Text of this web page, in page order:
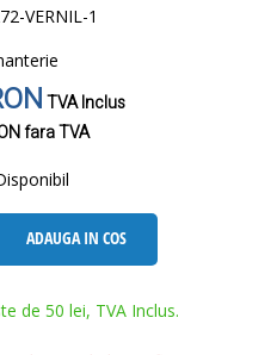
VERNIL-1
TVA Inclus
fara TVA
ADAUGA IN COS
de 50 lei, TVA Inclus.